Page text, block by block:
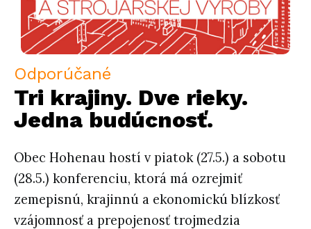
Odporúčané
Tri krajiny. Dve rieky.
Jedna budúcnosť.
Obec Hohenau hostí v piatok (27.5.) a sobotu
(28.5.) konferenciu, ktorá má ozrejmiť
zemepisnú, krajinnú a ekonomickú blízkosť
vzájomnosť a prepojenosť trojmedzia